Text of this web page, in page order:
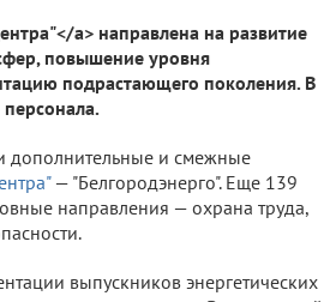
a> направлена на развитие
повышение уровня
подрастающего поколения. В
дополнительные и смежные
— "Белгородэнерго". Еще 139
направления — охрана труда,
выпускников энергетических